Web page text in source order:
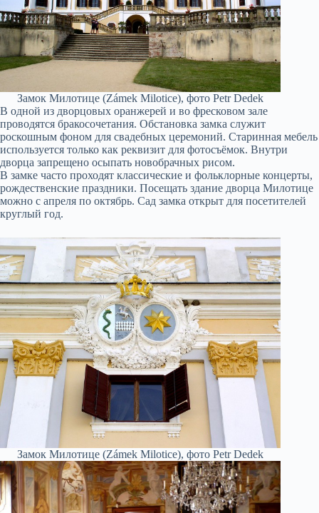
Замок Милотице (Zámek Milotice), фото Petr Dedek
В одной из дворцовых оранжерей и во фресковом зале
проводятся бракосочетания. Обстановка замка служит
роскошным фоном для свадебных церемоний. Старинная мебель
используется только как реквизит для фотосъёмок. Внутри
дворца запрещено осыпать новобрачных рисом.
В замке часто проходят классические и фольклорные концерты,
рождественские праздники. Посещать здание дворца Милотице
можно с апреля по октябрь. Сад замка открыт для посетителей
круглый год.
Замок Милотице (Zámek Milotice), фото Petr Dedek